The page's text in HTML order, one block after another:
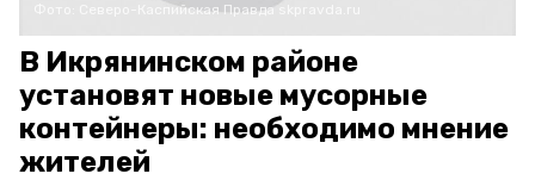
Северо-Каспийская Правда
В Икрянинском районе
установят новые мусорные
контейнеры: необходимо мнение
жителей